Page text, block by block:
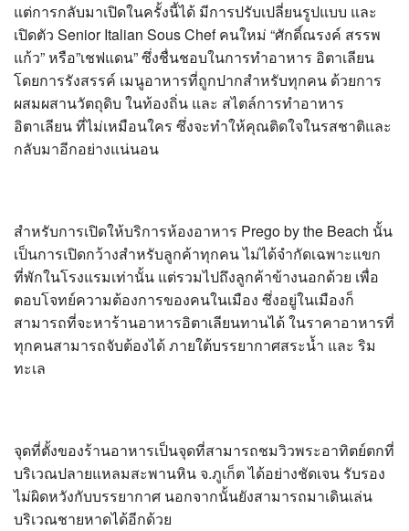
แต่การกลับมาเปิดในครั้งนี้ได้ มีการปรับเปลี่ยนรูปแบบ และ
เปิดตัว Senior Italian Sous Chef คนใหม่ “ศักดิ์ณรงค์ สรรพ
แก้ว” หรือ”เชฟแดน” ซึ่งชื่นชอบในการทำอาหาร อิตาเลียน
โดยการรังสรรค์ เมนูอาหารที่ถูกปากสำหรับทุกคน ด้วยการ
ผสมผสานวัตถุดิบ ในท้องถิ่น และ สไตล์การทำอาหาร
อิตาเลียน ที่ไม่เหมือนใคร ซึ่งจะทำให้คุณติดใจในรสชาติและ
กลับมาอีกอย่างแน่นอน
สำหรับการเปิดให้บริการห้องอาหาร Prego by the Beach นั้น
เป็นการเปิดกว้างสำหรับลูกค้าทุกคน ไม่ได้จำกัดเฉพาะแขก
ที่พักในโรงแรมเท่านั้น แต่รวมไปถึงลูกค้าข้างนอกด้วย เพื่อ
ตอบโจทย์ความต้องการของคนในเมือง ซึ่งอยู่ในเมืองก็
สามารถที่จะหาร้านอาหารอิตาเลียนทานได้ ในราคาอาหารที่
ทุกคนสามารถจับต้องได้ ภายใต้บรรยากาศสระน้ำ และ ริม
ทะเล
จุดที่ตั้งของร้านอาหารเป็นจุดที่สามารถชมวิวพระอาทิตย์ตกที่
บริเวณปลายแหลมสะพานหิน จ.ภูเก็ต ได้อย่างชัดเจน รับรอง
ไม่ผิดหวังกับบรรยากาศ นอกจากนั้นยังสามารถมาเดินเล่น
บริเวณชายหาดได้อีกด้วย